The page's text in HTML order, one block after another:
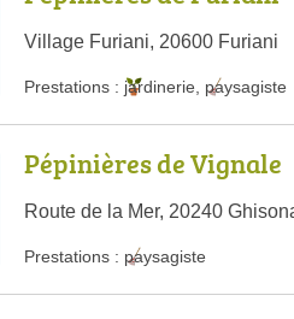
Village Furiani, 20600 Furiani
Prestations : jardinerie paysagiste
Pépinières de Vignale
Route de la Mer, 20240
Prestations : paysagiste